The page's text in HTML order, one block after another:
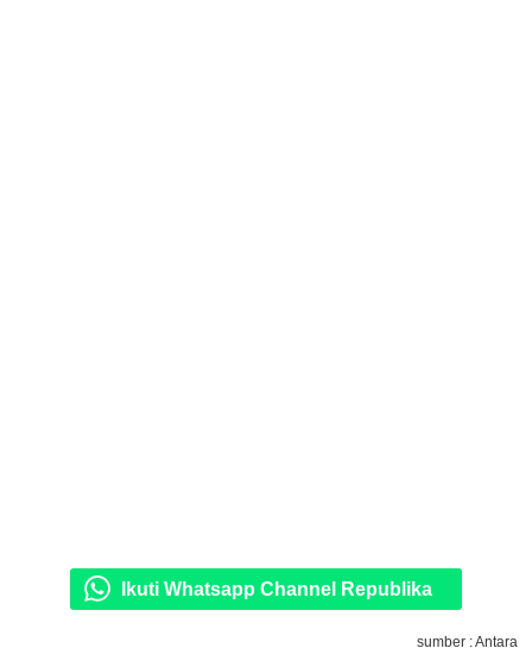
Ikuti Whatsapp Channel Republika
sumber : Antara